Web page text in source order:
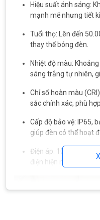
Hiệu suất ánh sáng:
mạnh mẽ nhưng tiết
Tuổi thọ: Lên đến
thay thế bóng đèn.
Nhiệt độ màu:
sáng trắng tự nhiên,
Chỉ số hoàn màu
sắc chính xác, phù
Cấp độ bảo vệ: IP65,
giúp đèn có thể hoạt
Điện áp: 100V - 277V,
điện hiện nay.